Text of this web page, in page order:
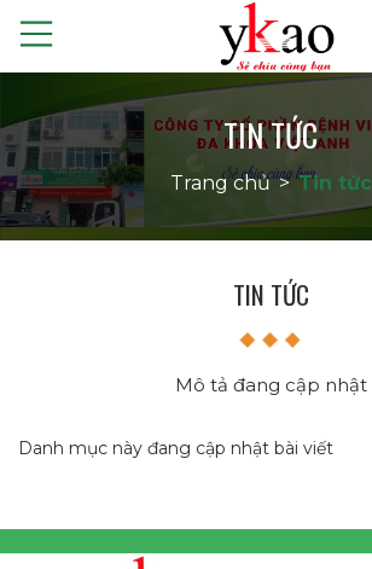
TIN TỨC
Trang chủ > Tin tức
TIN TỨC
Mô tả đang cập nhật
Danh mục này đang cập nhật bài viết